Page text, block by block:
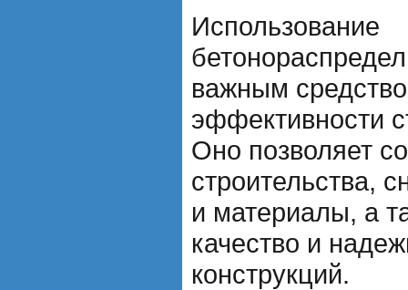
Использование
важным
эффективности
Оно позволяет
строительства,
и материалы, а
качество и
конструкций.